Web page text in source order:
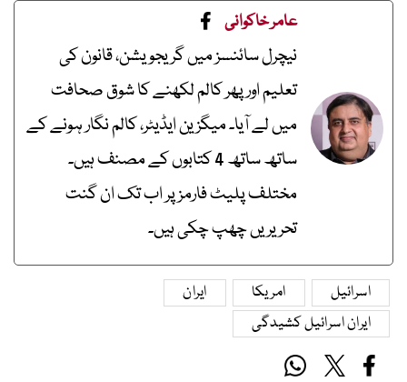
عامر خاکوانی
نیچرل سائنسز میں گریجویشن، قانون کی
تعلیم اور پھر کالم لکھنے کا شوق صحافت
میں لے آیا۔ میگزین ایڈیٹر، کالم نگار ہونے کے
ساتھ ساتھ 4 کتابوں کے مصنف ہیں۔
مختلف پلیٹ فارمز پر اب تک ان گنت
تحریریں چھپ چکی ہیں۔
اسرائیل امریکا
ایران
ایران اسرائیل کشیدگی